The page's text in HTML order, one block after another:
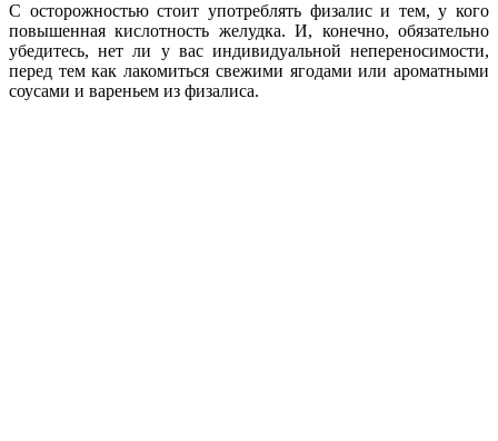
С осторожностью стоит употреблять физалис и тем, у кого
повышенная кислотность желудка. И, конечно, обязательно
убедитесь, нет ли у вас индивидуальной непереносимости,
перед тем как лакомиться свежими ягодами или ароматными
соусами и вареньем из физалиса.